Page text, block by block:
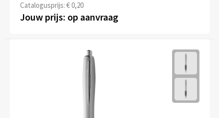
Catalogusprijs: € 0,20
Jouw prijs: op aanvraag